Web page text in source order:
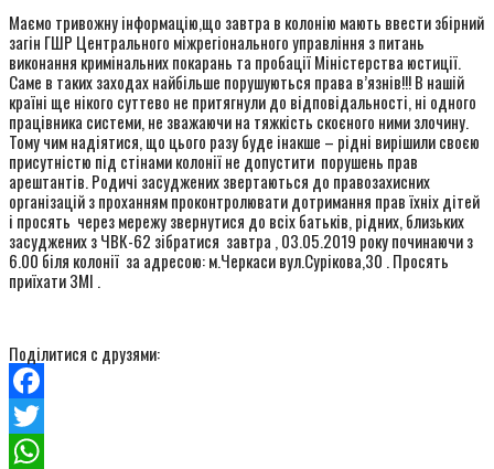
Маємо тривожну інформацію,що завтра в колонію мають ввести збірний
загін ГШР Центрального міжрегіонального управління з питань
виконання кримінальних покарань та пробації Міністерства юстиції.
Саме в таких заходах найбільше порушуються права в’язнів!!! В нашій
країні ще нікого суттево не притягнули до відповідальності, ні одного
працівника системи, не зважаючи на тяжкість скоєного ними злочину.
Тому чим надіятися, що цього разу буде інакше – рідні вирішили своєю
присутністю під стінами колонії не допустити порушень прав
арештантів. Родичі засуджених звертаються до правозахисних
організацій з проханням проконтролювати дотримання прав їхніх дітей
і просять через мережу звернутися до всіх батьків, рідних, близьких
засуджених з ЧВК-62 зібратися завтра , 03.05.2019 року починаючи з
6.00 біля колонії за адресою: м.Черкаси вул.Сурікова,30 . Просять
приїхати ЗМІ .
Поділитися с друзями:
Facebook
Twitter